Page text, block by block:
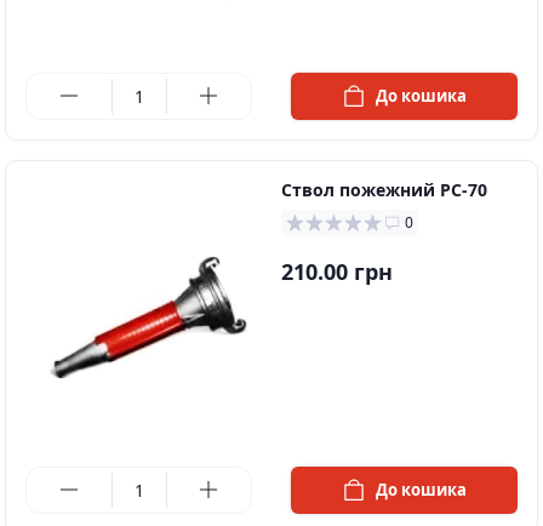
До кошика
Ствол пожежний РС-70
0
210.00 грн
До кошика